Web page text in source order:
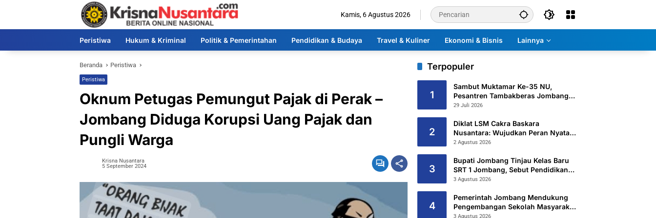
Kamis, 6 Agustus 2026
Peristiwa Hukum & Kriminal Politik & Pemerintahan Pendidikan & Budaya Travel & Kuliner Ekonomi & Bisnis Lainnya
Beranda Peristiwa
Peristiwa
Oknum Petugas Pemungut Pajak di Perak –
Jombang Diduga Korupsi Uang Pajak dan
Pungli Warga
Krisna Nusantara
5 September 2024
Terpopuler
1
Sambut Muktamar Ke-35 NU,
Pesantren Tambakberas Jombang
Petakan 26 Titik Layanan Utama
29 Juli 2026
2
Diklat LSM Cakra Baskara
Nusantara: Wujudkan Peran Nyata
untuk Masyarakat
2 Agustus 2026
3
Bupati Jombang Tinjau Kelas Baru
SRT 1 Jombang, Sebut Pendidikan
Gratis Beri Harapan Baru
3 Agustus 2026
4
Pemerintah Jombang Mendukung
Pengembangan Sekolah Masyarakat
Yang Kurang Mampu Hingga
3 Agustus 2026